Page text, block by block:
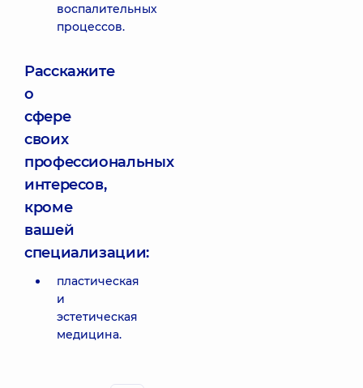
воспалительных
процессов.
Расскажите
о
сфере
своих
профессиональных
интересов,
кроме
вашей
специализации:
пластическая
и
эстетическая
медицина.